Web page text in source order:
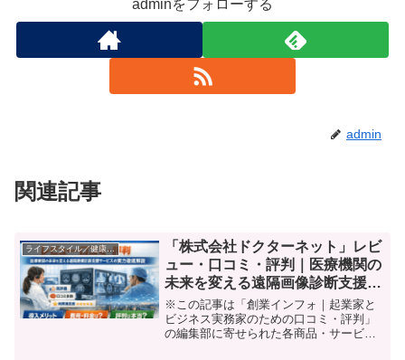
adminをフォローする
admin
関連記事
ライフスタイル／健康／働き方改革
「株式会社ドクターネット」レビ
ュー・口コミ・評判｜医療機関の
未来を変える遠隔画像診断支援サ
ービスの実力徹底解説
※この記事は「創業インフォ｜起業家と
ビジネス実務家のための口コミ・評判」
の編集部に寄せられた各商品・サービス